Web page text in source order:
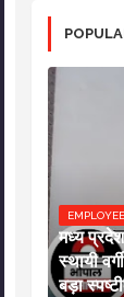
EMPLOYEE
मध्य
स्थायी
बड़ा